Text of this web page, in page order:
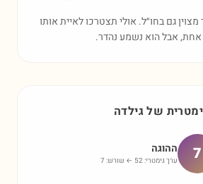
גם בחו״ל. אולי תצטרכו לאיית אותו
אבל הוא נשמע נהדר.
שלגילדה
7 ההוגה
ערך גימטרי:52 ← שורש: 7